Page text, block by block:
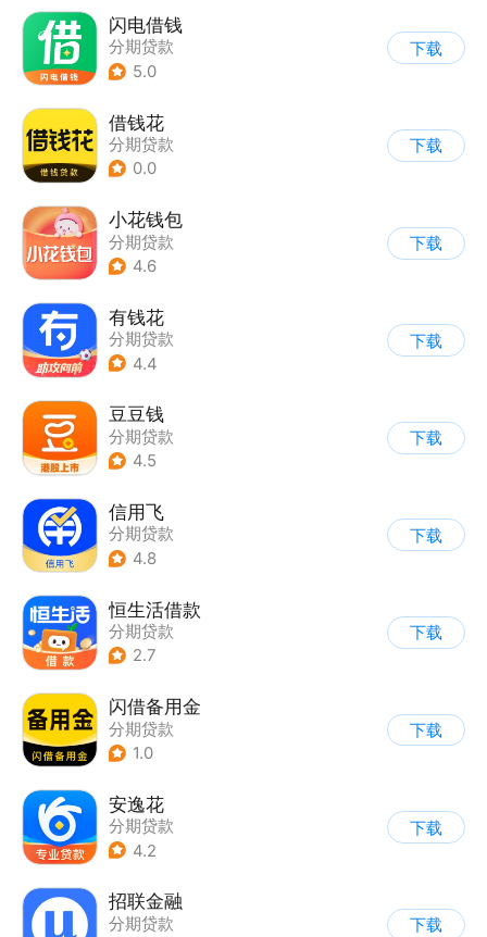
闪电借钱
分期贷款
5.0
下载
借钱花
分期贷款
0.0
下载
小花钱包
分期贷款
4.6
下载
有钱花
分期贷款
4.4
下载
豆豆钱
分期贷款
4.5
下载
信用飞
分期贷款
4.8
下载
恒生活借款
分期贷款
2.7
下载
闪借备用金
分期贷款
1.0
下载
安逸花
分期贷款
4.2
下载
招联金融
分期贷款
下载